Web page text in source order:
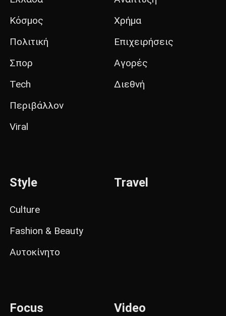
Κόσμος
Πολιτική
Σπορ
Tech
Περιβάλλον
Viral
Χρήμα
Επιχειρήσεις
Αγορές
Διεθνή
Style
Culture
Fashion & Beauty
Αυτοκίνητο
Travel
Focus Video